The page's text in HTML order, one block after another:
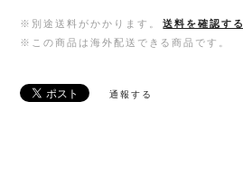
※別途送料がかかります。
送料を確認する
※この商品は海外配送できる商品です。
通報する